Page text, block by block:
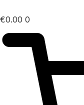
€0.00 0